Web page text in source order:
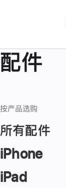
配件
按产品选购
所有配件
iPhone
iPad